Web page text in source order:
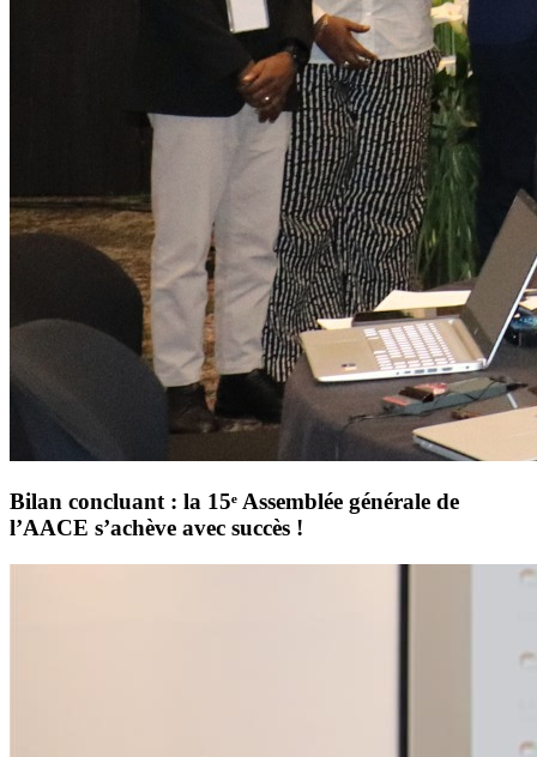
Bilan concluant : la 15ᵉ Assemblée générale de
l’AACE s’achève avec succès !